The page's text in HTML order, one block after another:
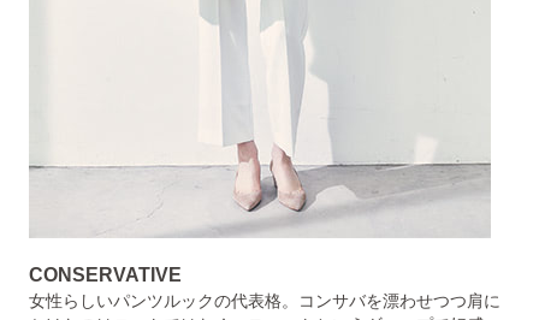
CONSERVATIVE
女性らしいパンツルックの代表格。コンサバを漂わせつつ肩に